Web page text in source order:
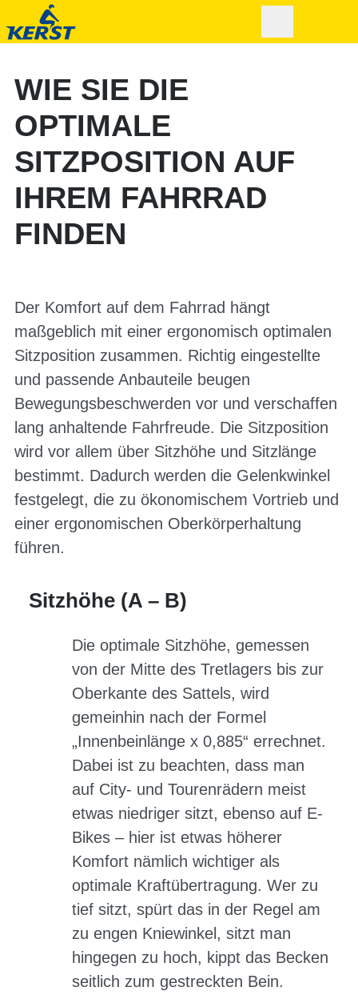
WIE SIE DIE
OPTIMALE
SITZPOSITION AUF
IHREM FAHRRAD
FINDEN
Der Komfort auf dem Fahrrad hängt
maßgeblich mit einer ergonomisch optimalen
Sitzposition zusammen. Richtig eingestellte
und passende Anbauteile beugen
Bewegungsbeschwerden vor und verschaffen
lang anhaltende Fahrfreude. Die Sitzposition
wird vor allem über Sitzhöhe und Sitzlänge
bestimmt. Dadurch werden die Gelenkwinkel
festgelegt, die zu ökonomischem Vortrieb und
einer ergonomischen Oberkörperhaltung
führen.
Sitzhöhe (A – B)
Die optimale Sitzhöhe, gemessen
von der Mitte des Tretlagers bis zur
Oberkante des Sattels, wird
gemeinhin nach der Formel
„Innenbeinlänge x 0,885“ errechnet.
Dabei ist zu beachten, dass man
auf City- und Tourenrädern meist
etwas niedriger sitzt, ebenso auf E-
Bikes – hier ist etwas höherer
Komfort nämlich wichtiger als
optimale Kraftübertragung. Wer zu
tief sitzt, spürt das in der Regel am
zu engen Kniewinkel, sitzt man
hingegen zu hoch, kippt das Becken
seitlich zum gestreckten Bein.